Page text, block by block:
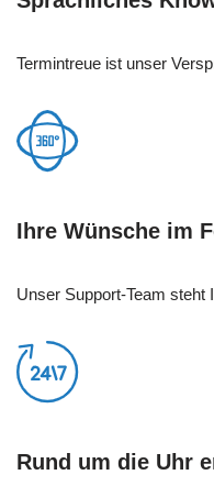
Termintreue ist unser
Ihre Wünsche im
Unser Support-Team steht
Rund um die Uhr